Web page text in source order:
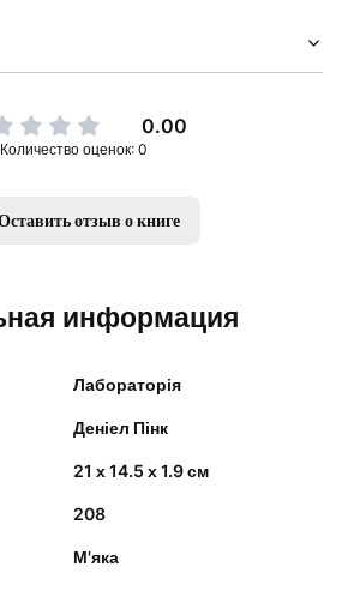
0.00
Количество оценок: 0
отзыв о книге
информация
Лабораторія
Деніел Пінк
21 х 14.5 х 1.9 см
208
М'яка